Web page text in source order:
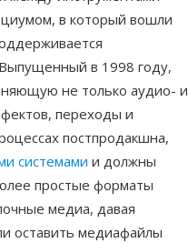
в который вошли
в 1998 году,
не только аудио- и
переходы и
постпродакшна,
системами и должны
простые форматы
медиа, давая
оставить медиафайлы